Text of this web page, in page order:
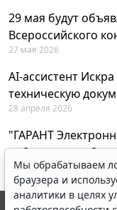
29 мая будут
Всероссийского
27 мая 2026
AI-ассистент
техническую
28 апреля 2026
"ГАРАНТ
вебинар по
23 апреля 2026
Мы обрабатываем
браузера и
аналитики в целях